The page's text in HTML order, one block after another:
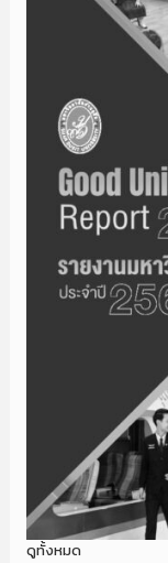
ดูทั้งหมด